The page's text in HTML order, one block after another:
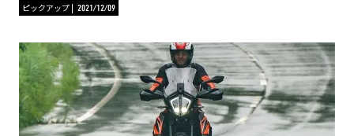
ピックアップ
2021/12/09